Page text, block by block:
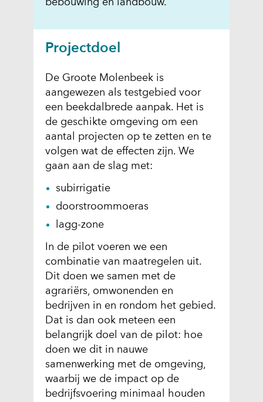
bebouwing en landbouw.
Projectdoel
De Groote Molenbeek is
aangewezen als testgebied voor
een beekdalbrede aanpak. Het is
de geschikte omgeving om een
aantal projecten op te zetten en te
volgen wat de effecten zijn. We
gaan aan de slag met:
subirrigatie
doorstroommoeras
lagg-zone
In de pilot voeren we een
combinatie van maatregelen uit.
Dit doen we samen met de
agrariërs, omwonenden en
bedrijven in en rondom het gebied.
Dat is dan ook meteen een
belangrijk doel van de pilot: hoe
doen we dit in nauwe
samenwerking met de omgeving,
waarbij we de impact op de
bedrijfsvoering minimaal houden